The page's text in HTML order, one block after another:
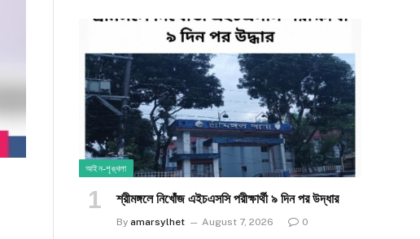
আইন-শৃঙ্খলা
শ্রীমঙ্গলে নিখোঁজ এইচএসসি পরীক্ষার্থী ৯ দিন পর উদ্ধার
By amarsylhet August 7, 2026 0